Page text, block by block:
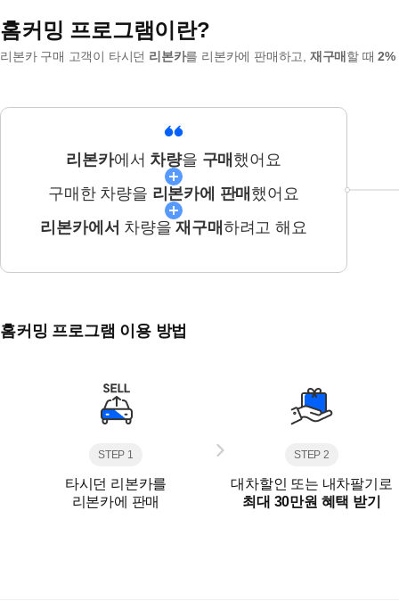
홈커밍 프로그램이란?
리본카 구매 고객이 타시던 리본카를 리본카에 판매하고, 재구매 할 때2%
리본카에서 차량을 구매 했어요
구매한 차량을 리본카에 판매 했어요
리본카에서 차량을재구매 하려고 해요
홈커밍 프로그램 이용 방법
STEP 1
타시던 리본카를
리본카에 판매
STEP 2
대차할인 또는 내차팔기로
최대 30만원 혜택 받기